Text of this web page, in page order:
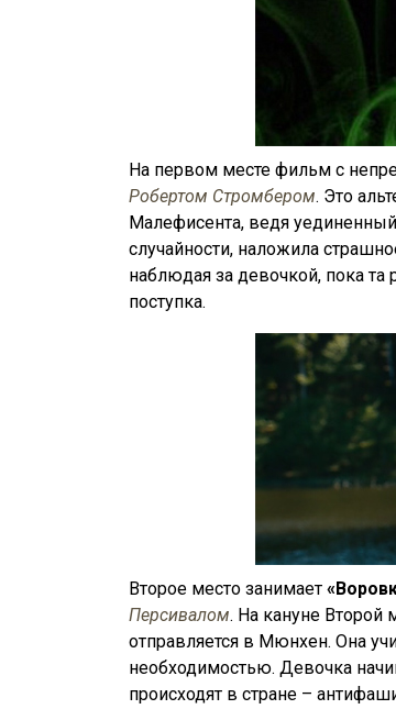
На первом месте фильм с
Робертом Стромбером. Это
Малефисента, ведя
случайности, наложила
наблюдая за девочкой, пока та
поступка.
Второе место занимает
Персивалом. На кануне
отправляется в Мюнхен. Она
необходимостью. Девочка
происходят в стране –